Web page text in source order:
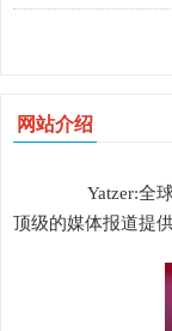
网站介绍
Yatzer:全球
顶级的媒体报道提